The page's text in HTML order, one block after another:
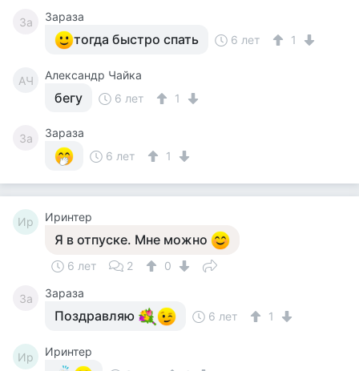
За Зараза
тогда быстро спать 6 лет 1
АЧ Александр Чайка
бегу 6 лет 1
За
Зараза
6 лет
1
Ир Иринтер
Я в отпуске. Мне можно
6 лет 2 0
За Зараза
Поздравляю 6 лет 1
Ир
Иринтер